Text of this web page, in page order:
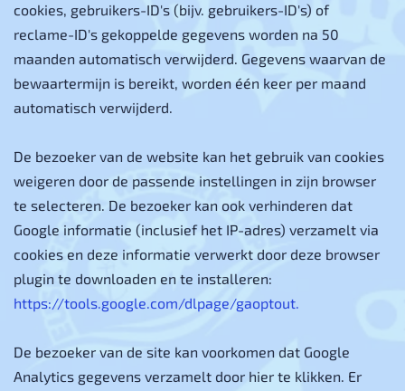
cookies, gebruikers-ID's (bijv. gebruikers-ID's) of
reclame-ID's gekoppelde gegevens worden na 50
maanden automatisch verwijderd. Gegevens waarvan de
bewaartermijn is bereikt, worden één keer per maand
automatisch verwijderd.
De bezoeker van de website kan het gebruik van cookies
weigeren door de passende instellingen in zijn browser
te selecteren. De bezoeker kan ook verhinderen dat
Google informatie (inclusief het IP-adres) verzamelt via
cookies en deze informatie verwerkt door deze browser
plugin te downloaden en te installeren:
https://tools.google.com/dlpage/gaoptout.
De bezoeker van de site kan voorkomen dat Google
Analytics gegevens verzamelt door hier te klikken. Er